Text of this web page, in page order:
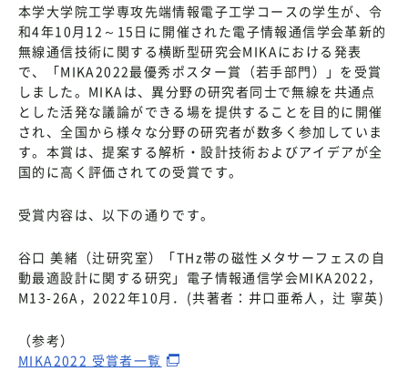
本学大学院工学専攻先端情報電子工学コースの学生が、令
和4年10月12～15日に開催された電子情報通信学会革新的
無線通信技術に関する横断型研究会MIKAにおける発表
で、「MIKA2022最優秀ポスター賞（若手部門）」を受賞
しました。MIKAは、異分野の研究者同士で無線を共通点
とした活発な議論ができる場を提供することを目的に開催
され、全国から様々な分野の研究者が数多く参加していま
す。本賞は、提案する解析・設計技術およびアイデアが全
国的に高く評価されての受賞です。
受賞内容は、以下の通りです。
谷口 美緒（辻研究室）「THz帯の磁性メタサーフェスの自
動最適設計に関する研究」電子情報通信学会MIKA2022，
M13-26A，2022年10月．(共著者：井口亜希人，辻 寧英)
（参考）
MIKA2022 受賞者一覧